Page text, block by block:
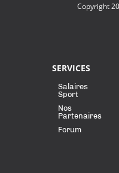
Copyright
SERVICES
Salaires
Sport
Nos
Partenaires
Forum